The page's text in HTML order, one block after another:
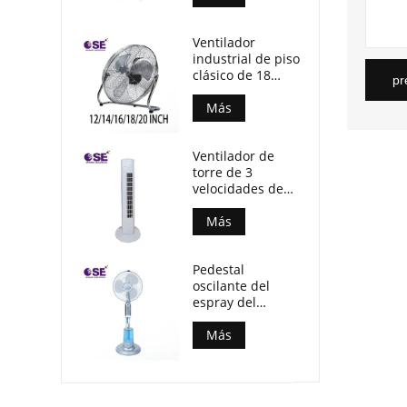
Ventilador
industrial de piso
clásico de 18
pulgadas y 3
aspas de
aluminio de
Más
Ventilador de
torre de 3
velocidades de
cuerpo de PP de
motor de
aluminio sin
Más
Pedestal
oscilante del
espray del
aparato
electrodoméstico
fan derecha de la
Más